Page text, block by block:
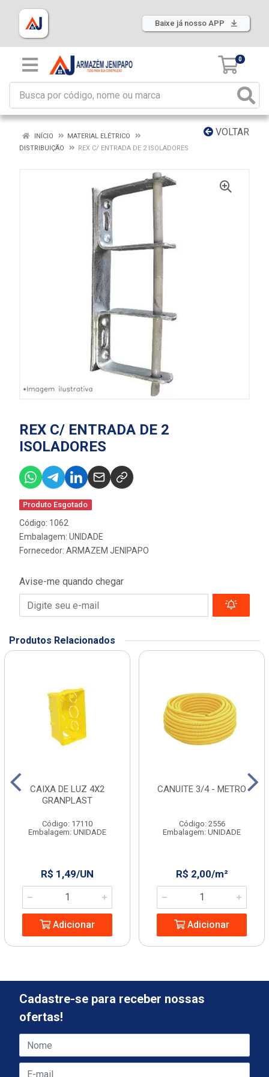
Baixe já nosso APP
0
VOLTAR
INÍCIO
MATERIAL ELÉTRICO
DISTRIBUIÇÃO
REX C/ ENTRADA DE 2 ISOLADORES
REX C/ ENTRADA DE 2
ISOLADORES
Produto Esgotado
Código: 1062
Embalagem: UNIDADE
Fornecedor: ARMAZEM JENIPAPO
Avise-me quando chegar
Produtos Relacionados
CAIXA DE LUZ 4X2
GRANPLAST
Código: 17110
Embalagem: UNIDADE
R$ 1,49/UN
Adicionar
CANUITE 3/4 - METRO
Código: 2556
Embalagem: UNIDADE
R$ 2,00/m²
Adicionar
Cadastre-se para receber nossas
ofertas!